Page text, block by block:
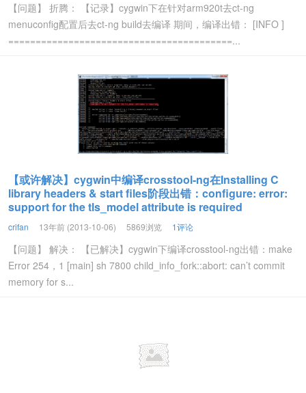
【问题】 折腾： 【记录】cygwin下在针对arm920t去ct-ng
menuconfig配置后去ct-ng build去编译 期间，编译出错： [INFO ]
=========================================...
【或许解决】cygwin中编译crosstool-ng在Installing C
library headers & start files阶段出错：configure: error:
support for the tls_model attribute is required
crifan 13年前 (2013-10-06) 5869浏览 1评论
【问题】 解决： 【已解决】cygwin下编译crosstool-ng出错：make
Error 254，1 [main] sh 7800 child_info_fork::abort: can’t commit
memory for s...